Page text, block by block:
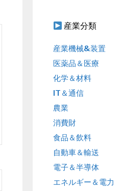
産業分類
産業機械&装置
医薬品＆医療
化学＆材料
IT＆通信
農業
消費財
食品＆飲料
自動車＆輸送
電子＆半導体
エネルギー＆電力